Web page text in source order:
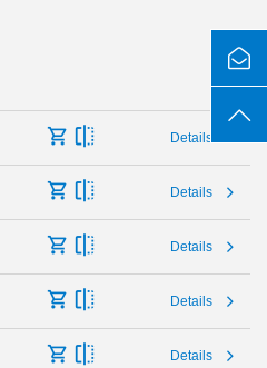
Details
Details
Details
Details
Details